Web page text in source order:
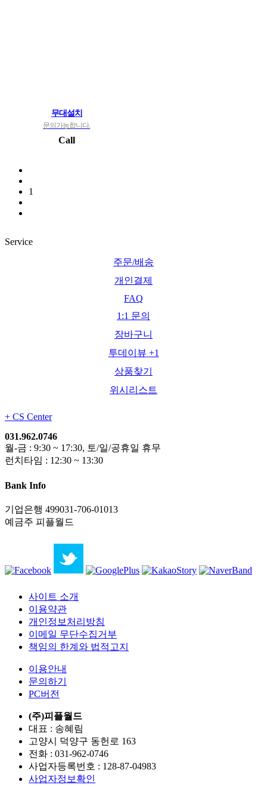
무대설치
문의가능합니다.
Call
1
Service
주문/배송
개인결제
FAQ
1:1 문의
장바구니
투데이뷰 +1
상품찾기
위시리스트
+ CS Center
031.962.0746
월-금 : 9:30 ~ 17:30, 토/일/공휴일 휴무
런치타임 : 12:30 ~ 13:30
Bank Info
기업은행 499031-706-01013
예금주 피플월드
사이트 소개
이용약관
개인정보처리방침
이메일 무단수집거부
책임의 한계와 법적고지
이용안내
문의하기
PC버전
(주)피플월드
대표 : 송혜림
고양시 덕양구 동헌로 163
전화 : 031-962-0746
사업자등록번호 : 128-87-04983
사업자정보확인